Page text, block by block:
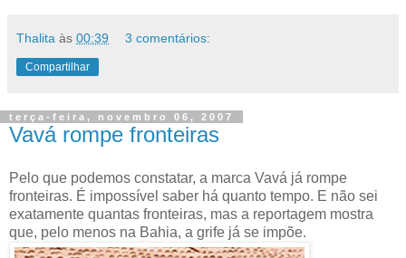
Thalita às 00:39 3 comentários:
Compartilhar
terça-feira, novembro 06, 2007
Vavá rompe fronteiras
Pelo que podemos constatar, a marca Vavá já rompe
fronteiras. É impossível saber há quanto tempo. E não sei
exatamente quantas fronteiras, mas a reportagem mostra
que, pelo menos na Bahia, a grife já se impõe.